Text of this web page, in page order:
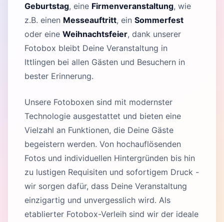
Geburtstag, eine Firmenveranstaltung, wie
z.B. einen Messeauftritt, ein Sommerfest
oder eine Weihnachtsfeier, dank unserer
Fotobox bleibt Deine Veranstaltung in
Ittlingen bei allen Gästen und Besuchern in
bester Erinnerung.
Unsere Fotoboxen sind mit modernster
Technologie ausgestattet und bieten eine
Vielzahl an Funktionen, die Deine Gäste
begeistern werden. Von hochauflösenden
Fotos und individuellen Hintergründen bis hin
zu lustigen Requisiten und sofortigem Druck -
wir sorgen dafür, dass Deine Veranstaltung
einzigartig und unvergesslich wird. Als
etablierter Fotobox-Verleih sind wir der ideale